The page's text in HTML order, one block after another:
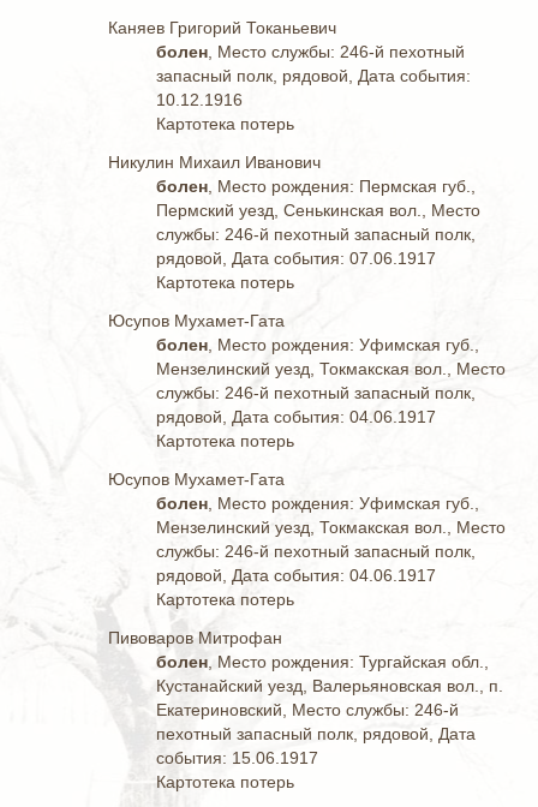
Каняев Григорий Токаньевич
болен , Место службы: 246-й пехотный
запасный полк, рядовой, Дата события:
10.12.1916
Картотека потерь
Никулин Михаил Иванович
болен , Место рождения: Пермская губ.,
Пермский уезд, Сенькинская вол., Место
службы: 246-й пехотный запасный полк,
рядовой, Дата события: 07.06.1917
Картотека потерь
Юсупов Мухамет-Гата
болен , Место рождения: Уфимская губ.,
Мензелинский уезд, Токмакская вол., Место
службы: 246-й пехотный запасный полк,
рядовой, Дата события: 04.06.1917
Картотека потерь
Юсупов Мухамет-Гата
болен , Место рождения: Уфимская губ.,
Мензелинский уезд, Токмакская вол., Место
службы: 246-й пехотный запасный полк,
рядовой, Дата события: 04.06.1917
Картотека потерь
Пивоваров Митрофан
болен , Место рождения: Тургайская обл.,
Кустанайский уезд, Валерьяновская вол., п.
Екатериновский, Место службы: 246-й
пехотный запасный полк, рядовой, Дата
события: 15.06.1917
Картотека потерь